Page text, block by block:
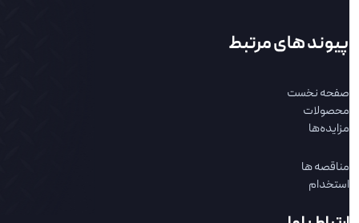
پیوند های مرتبط
صفحه نخست
محصولات
مزایده‌ها
مناقصه ها
استخدام